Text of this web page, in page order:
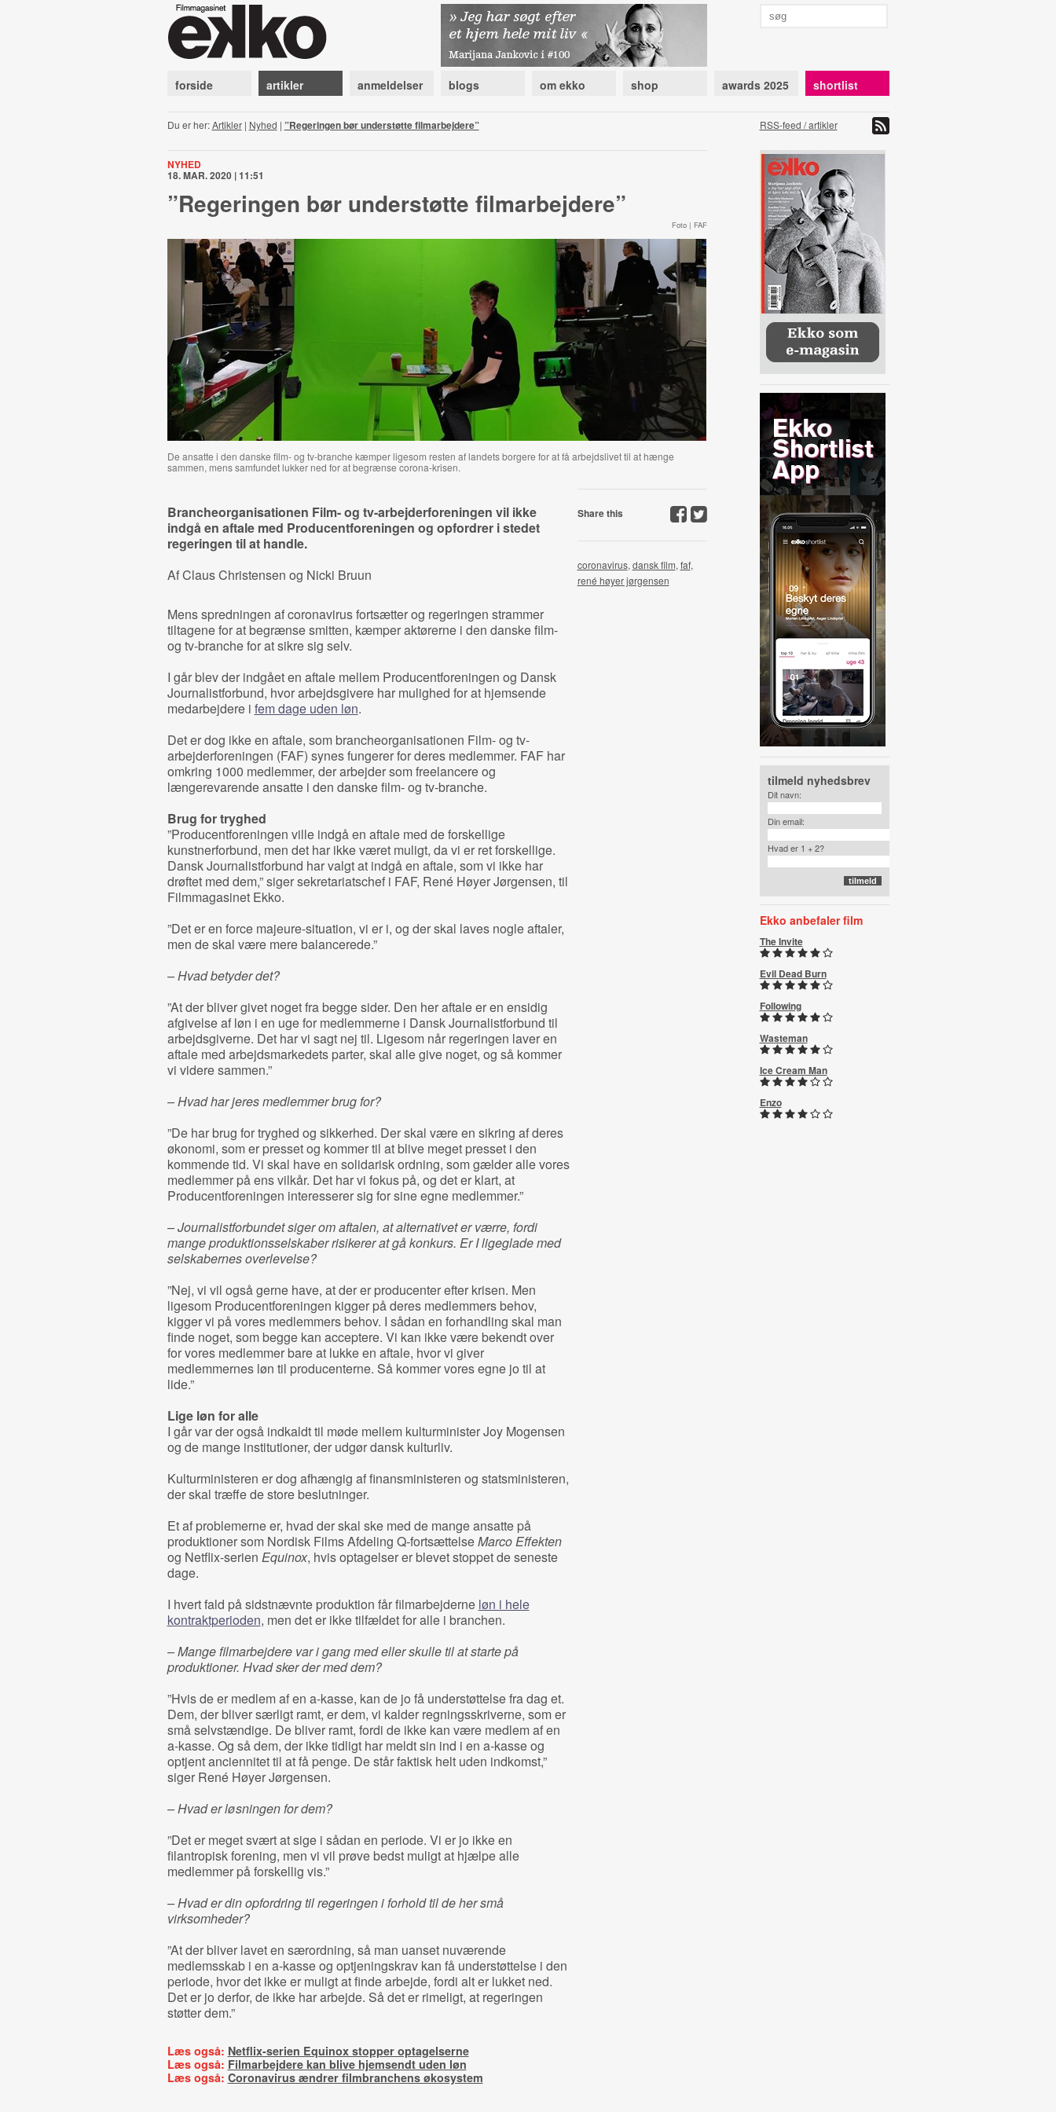
forside artikler anmeldelser blogs om ekko shop awards 2025 shortlist
Du er her:Artikler| Nyhed | ”Regeringen bør understøtte filmarbejdere” RSS-feed / artikler
NYHED
18. MAR. 2020 | 11:51
”Regeringen bør understøtte filmarbejdere”
Foto | FAF
De ansatte i den danske film- og tv-branche kæmper ligesom resten af landets borgere for at få arbejdslivet til at hænge
sammen, mens samfundet lukker ned for at begrænse corona-krisen.
Brancheorganisationen Film- og tv-arbejderforeningen vil ikke
indgå en aftale med Producentforeningen og opfordrer i stedet
regeringen til at handle.
Af Claus Christensen og Nicki Bruun
Mens spredningen af coronavirus fortsætter og regeringen strammer
tiltagene for at begrænse smitten, kæmper aktørerne i den danske film-
og tv-branche for at sikre sig selv.
I går blev der indgået en aftale mellem Producentforeningen og Dansk
Journalistforbund, hvor arbejdsgivere har mulighed for at hjemsende
medarbejdere i fem dage uden løn.
Det er dog ikke en aftale, som brancheorganisationen Film- og tv-
arbejderforeningen (FAF) synes fungerer for deres medlemmer. FAF har
omkring 1000 medlemmer, der arbejder som freelancere og
længerevarende ansatte i den danske film- og tv-branche.
Brug for tryghed
”Producentforeningen ville indgå en aftale med de forskellige
kunstnerforbund, men det har ikke været muligt, da vi er ret forskellige.
Dansk Journalistforbund har valgt at indgå en aftale, som vi ikke har
drøftet med dem,” siger sekretariatschef i FAF, René Høyer Jørgensen, til
Filmmagasinet Ekko.
”Det er en force majeure-situation, vi er i, og der skal laves nogle aftaler,
men de skal være mere balancerede.”
– Hvad betyder det?
”At der bliver givet noget fra begge sider. Den her aftale er en ensidig
afgivelse af løn i en uge for medlemmerne i Dansk Journalistforbund til
arbejdsgiverne. Det har vi sagt nej til. Ligesom når regeringen laver en
aftale med arbejdsmarkedets parter, skal alle give noget, og så kommer
vi videre sammen.”
– Hvad har jeres medlemmer brug for?
”De har brug for tryghed og sikkerhed. Der skal være en sikring af deres
økonomi, som er presset og kommer til at blive meget presset i den
kommende tid. Vi skal have en solidarisk ordning, som gælder alle vores
medlemmer på ens vilkår. Det har vi fokus på, og det er klart, at
Producentforeningen interesserer sig for sine egne medlemmer.”
– Journalistforbundet siger om aftalen, at alternativet er værre, fordi
mange produktionsselskaber risikerer at gå konkurs. Er I ligeglade med
selskabernes overlevelse?
”Nej, vi vil også gerne have, at der er producenter efter krisen. Men
ligesom Producentforeningen kigger på deres medlemmers behov,
kigger vi på vores medlemmers behov. I sådan en forhandling skal man
finde noget, som begge kan acceptere. Vi kan ikke være bekendt over
for vores medlemmer bare at lukke en aftale, hvor vi giver
medlemmernes løn til producenterne. Så kommer vores egne jo til at
lide.”
Lige løn for alle
I går var der også indkaldt til møde mellem kulturminister Joy Mogensen
og de mange institutioner, der udgør dansk kulturliv.
Kulturministeren er dog afhængig af finansministeren og statsministeren,
der skal træffe de store beslutninger.
Et af problemerne er, hvad der skal ske med de mange ansatte på
produktioner som Nordisk Films Afdeling Q-fortsættelseMarco Effekten
og Netflix-serien Equinox, hvis optagelser er blevet stoppet de seneste
dage.
I hvert fald på sidstnævnte produktion får filmarbejderne løn i hele
kontraktperioden, men det er ikke tilfældet for alle i branchen.
– Mange filmarbejdere var i gang med eller skulle til at starte på
produktioner. Hvad sker der med dem?
”Hvis de er medlem af en a-kasse, kan de jo få understøttelse fra dag et.
Dem, der bliver særligt ramt, er dem, vi kalder regningsskriverne, som er
små selvstændige. De bliver ramt, fordi de ikke kan være medlem af en
a-kasse. Og så dem, der ikke tidligt har meldt sin ind i en a-kasse og
optjent anciennitet til at få penge. De står faktisk helt uden indkomst,”
siger René Høyer Jørgensen.
– Hvad er løsningen for dem?
”Det er meget svært at sige i sådan en periode. Vi er jo ikke en
filantropisk forening, men vi vil prøve bedst muligt at hjælpe alle
medlemmer på forskellig vis.”
– Hvad er din opfordring til regeringen i forhold til de her små
virksomheder?
”At der bliver lavet en særordning, så man uanset nuværende
medlemsskab i en a-kasse og optjeningskrav kan få understøttelse i den
periode, hvor det ikke er muligt at finde arbejde, fordi alt er lukket ned.
Det er jo derfor, de ikke har arbejde. Så det er rimeligt, at regeringen
støtter dem.”
Læs også: Netflix-serien Equinox stopper optagelserne
Læs også: Filmarbejdere kan blive hjemsendt uden løn
Læs også: Coronavirus ændrer filmbranchens økosystem
Share this
coronavirus, dansk film, faf,
rené høyer jørgensen
tilmeld nyhedsbrev
Dit navn:
Din email:
Hvad er 1 + 2?
Ekko anbefaler film
The Invite
Evil Dead Burn
Following
Wasteman
Ice Cream Man
Enzo